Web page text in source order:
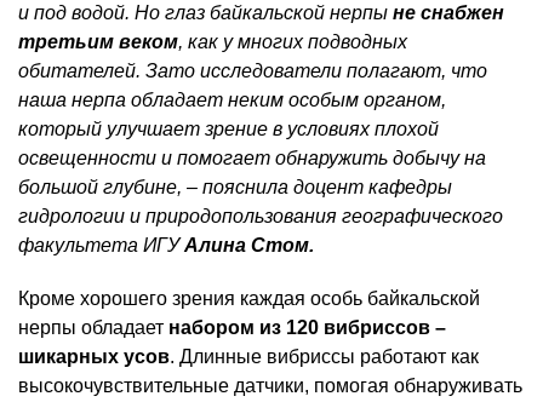
и под водой. Но глаз байкальской нерпы не снабжен
третьим веком, как у многих подводных
обитателей. Зато исследователи полагают, что
наша нерпа обладает неким особым органом,
который улучшает зрение в условиях плохой
освещенности и помогает обнаружить добычу на
большой глубине, – пояснила доцент кафедры
гидрологии и природопользования географического
факультета ИГУАлина Стом.
Кроме хорошего зрения каждая особь байкальской
нерпы обладает набором из 120 вибриссов –
шикарных усов. Длинные вибриссы работают как
высокочувствительные датчики, помогая обнаруживать